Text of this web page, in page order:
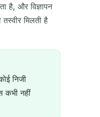
है, और विज्ञापन
मिलती है
निजी
कभी नहीं